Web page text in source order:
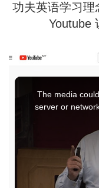
功夫英语学习理
Youtube
window.
The media
server or